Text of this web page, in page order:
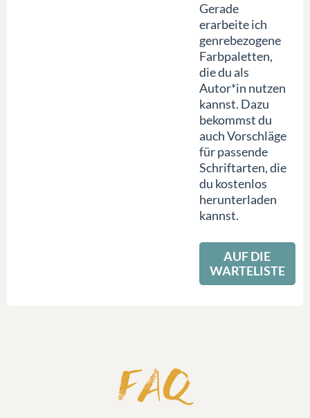
Gerade
erarbeite ich
genrebezogene
Farbpaletten,
die du als
Autor*in nutzen
kannst. Dazu
bekommst du
auch Vorschläge
für passende
Schriftarten, die
du kostenlos
herunterladen
kannst.
AUF DIE
WARTELISTE
FAQ